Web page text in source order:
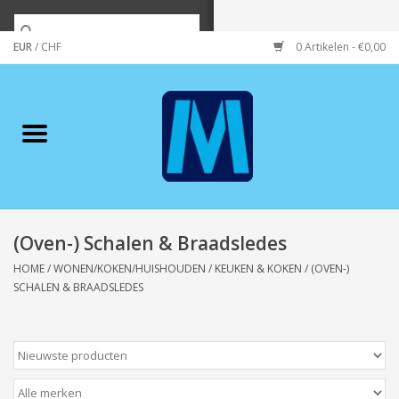
EUR/ CHF 0 Artikelen - €0,00
Merken
Wonen/koken/huishouden
Koffie & thee
Zeeuws/Streek
(Oven-) Schalen & Braadsledes
HOME/WONEN/KOKEN/HUISHOUDEN / KEUKEN & KOKEN / (OVEN-)
SCHALEN & BRAADSLEDES